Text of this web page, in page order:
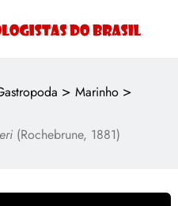
> Marinho >
(Rochebrune, 1881)